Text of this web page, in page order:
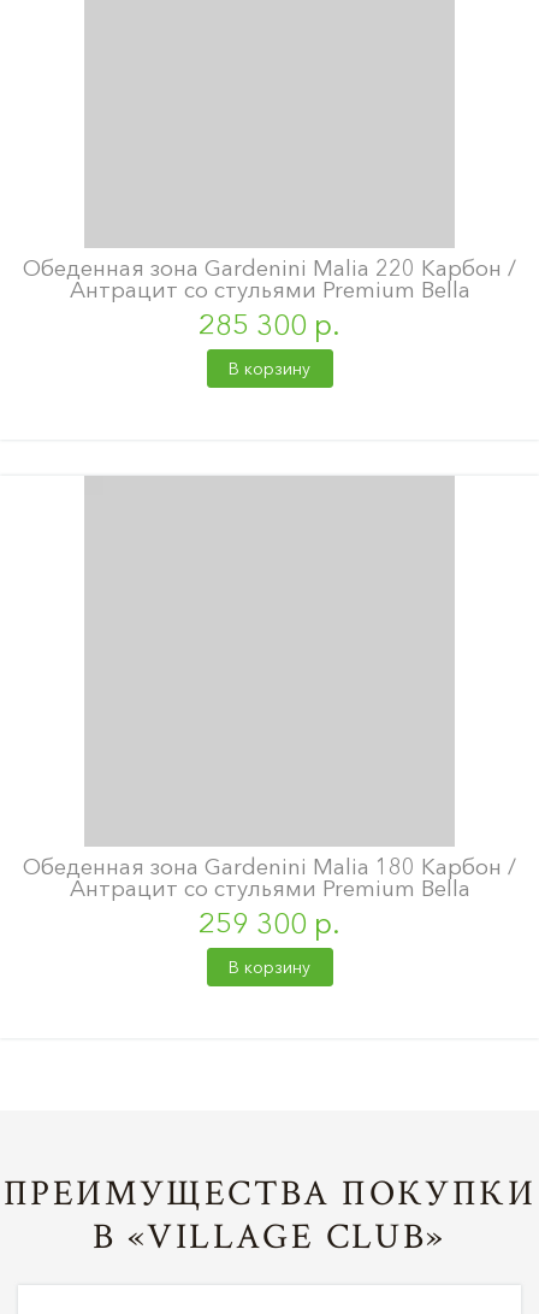
Обеденная зона Gardenini Malia 220 Карбон /
Антрацит со стульями Premium Bella
285 300 р.
В корзину
Обеденная зона Gardenini Malia 180 Карбон /
Антрацит со стульями Premium Bella
259 300 р.
В корзину
ПРЕИМУЩЕСТВА ПОКУПКИ
В «VILLAGE CLUB»